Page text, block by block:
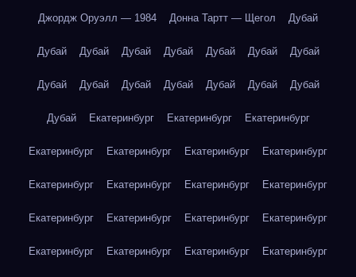
Джордж Оруэлл — 1984 Донна Тартт — Щегол Дубай
Дубай Дубай Дубай Дубай Дубай Дубай Дубай
Дубай Дубай Дубай Дубай Дубай Дубай Дубай
Дубай Екатеринбург Екатеринбург Екатеринбург
Екатеринбург Екатеринбург Екатеринбург Екатеринбург
Екатеринбург Екатеринбург Екатеринбург Екатеринбург
Екатеринбург Екатеринбург Екатеринбург Екатеринбург
Екатеринбург Екатеринбург Екатеринбург Екатеринбург